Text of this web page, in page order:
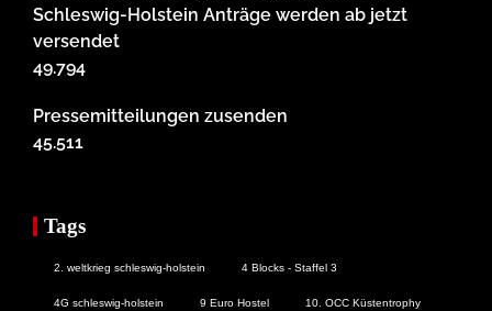
Schleswig-Holstein Anträge werden ab jetzt
versendet
49.794
Pressemitteilungen zusenden
45.511
Tags
2. weltkrieg schleswig-holstein 4 Blocks - Staffel 3
4G schleswig-holstein 9 Euro Hostel 10. OCC Küstentrophy